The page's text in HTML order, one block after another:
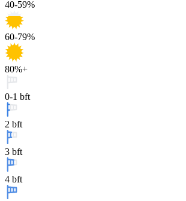
40-59%
60-79%
80%+
0-1 bft
2 bft
3 bft
4 bft